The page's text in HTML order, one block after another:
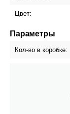
Цвет:
Параметры
Кол-во в коробке: